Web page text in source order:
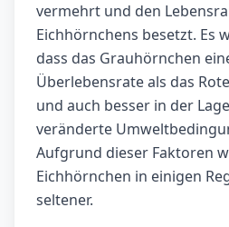
vermehrt und den
Eichhörnchens besetzt. Es
dass das Grauhörnchen
Überlebensrate als das
und auch besser in der
veränderte
Aufgrund dieser Faktoren
Eichhörnchen in einigen
seltener.